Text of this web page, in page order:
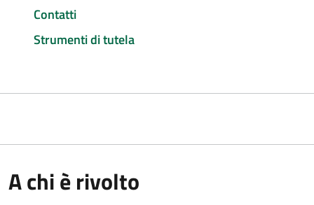
Contatti
Strumenti di tutela
A chi è rivolto